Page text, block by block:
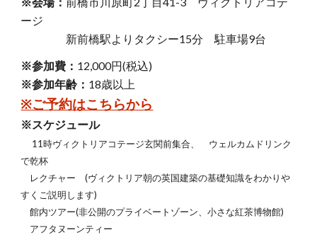
ージ
新前橋駅よりタクシー15分 駐車場9台
※参加費： 12,000円(税込)
※参加年齢： 18歳以上
※ご予約はこちらから
※スケジュール
11時ヴィクトリアコテージ玄関前集合、 ウェルカムドリンク
で乾杯
レクチャー (ヴィクトリア朝の英国建築の基礎知識をわかりや
すくご説明します)
館内ツアー(非公開のプライベートゾーン、小さな紅茶博物館)
アフタヌーンティー